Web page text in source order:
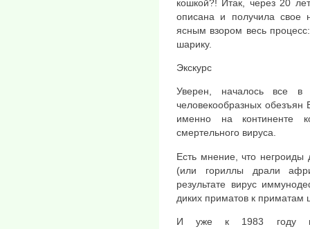
кошкой?! Итак, через 20
описана и получила свое
ясным взором весь
шарику.
Экскурс
Уверен, началось все
человекообразных
именно на континенте
смертельного вируса.
Есть мнение, что негроиды
(или гориллы драли
результате вирус
диких приматов к приматам
И уже к 1983 году в